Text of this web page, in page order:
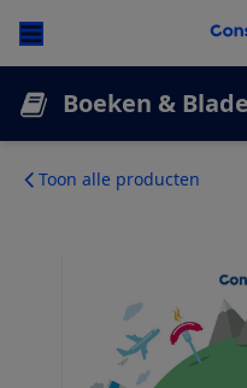
Boeken &
Toon alle producten